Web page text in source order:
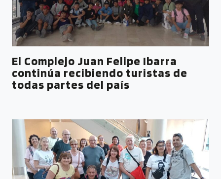
El Complejo Juan Felipe Ibarra
continúa recibiendo turistas de
todas partes del país